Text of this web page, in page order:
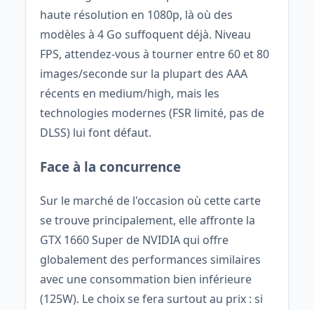
haute résolution en 1080p, là où des
modèles à 4 Go suffoquent déjà. Niveau
FPS, attendez-vous à tourner entre 60 et 80
images/seconde sur la plupart des AAA
récents en medium/high, mais les
technologies modernes (FSR limité, pas de
DLSS) lui font défaut.
Face à la concurrence
Sur le marché de l'occasion où cette carte
se trouve principalement, elle affronte la
GTX 1660 Super de NVIDIA qui offre
globalement des performances similaires
avec une consommation bien inférieure
(125W). Le choix se fera surtout au prix : si